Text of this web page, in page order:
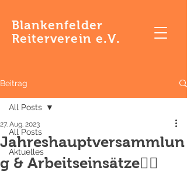
Blankenfelder
Reiterverein e.V.
Beitrag
All Posts
Aktuelles
All Posts
Jahreshauptversammlun
g & Arbeitseinsätze👷‍♀️
27. Aug. 2023